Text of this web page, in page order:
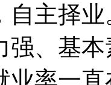
自主择
强、基
业率一